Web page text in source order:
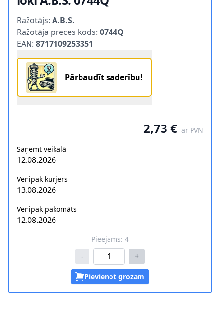
Ražotājs: A.B.S.
Ražotāja preces kods: 0744Q
EAN: 8717109253351
Pārbaudīt saderību!
2,73 € ar PVN
Saņemt veikalā
12.08.2026
Venipak kurjers
13.08.2026
Venipak pakomāts
12.08.2026
Pieejams: 4
- +
Pievienot grozam